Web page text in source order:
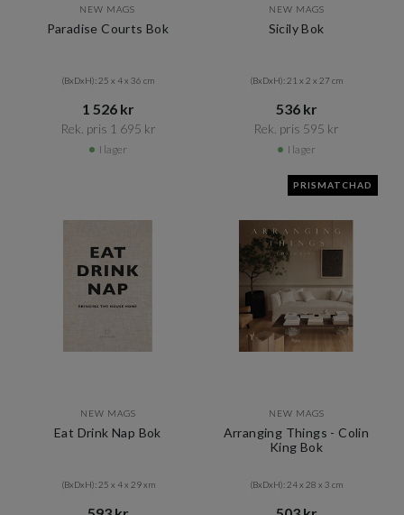
NEW MAGS
Paradise Courts Bok
(BxDxH): 25 x 4 x 36 cm
1 526 kr​​
Rek. pris 1 695 kr​​
I lager
NEW MAGS
Sicily Bok
(BxDxH): 21 x 2 x 27 cm
536 kr​​
Rek. pris 595 kr​​
I lager
NEW MAGS
Eat Drink Nap Bok
(BxDxH): 25 x 4 x 29 xm
PRISMATCHAD
NEW MAGS
Arranging Things - Colin
King Bok
(BxDxH): 24 x 28 x 3 cm